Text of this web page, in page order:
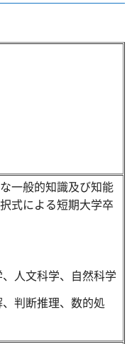
一般的知識及び知能
式による短期大学卒
人文科学、自然科学
判断推理、数的処